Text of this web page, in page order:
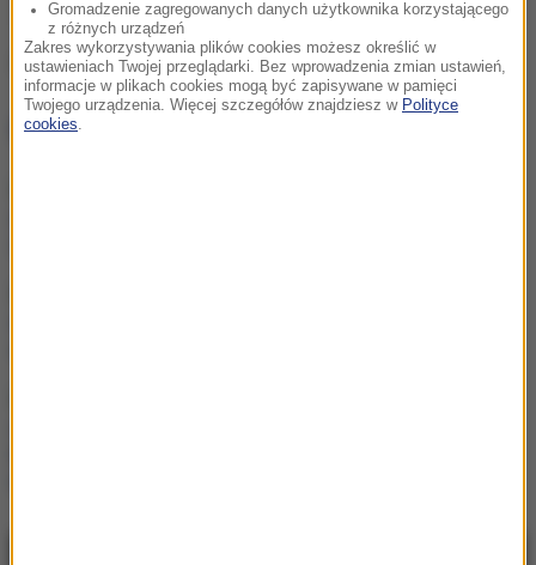
Źródło: PAP
NAJWAŻNIEJSZE FAKTY
Gromadzenie zagregowanych danych użytkownika korzystającego
z różnych urządzeń
Zakres wykorzystywania plików cookies możesz określić w
ustawieniach Twojej przeglądarki. Bez wprowadzenia zmian ustawień,
informacje w plikach cookies mogą być zapisywane w pamięci
Twojego urządzenia. Więcej szczegółów znajdziesz w Polityce
cookies.